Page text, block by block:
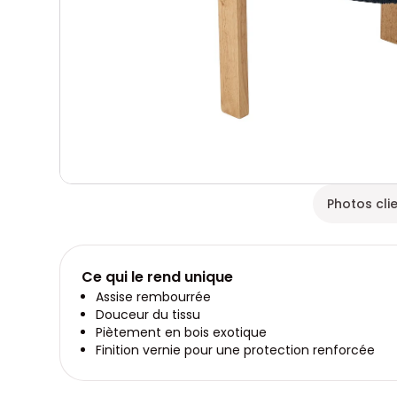
Photos
Ce qui le rend unique
Assise rembourrée
Douceur du tissu
Piètement en bois exotique
Finition vernie pour une protection renforcée